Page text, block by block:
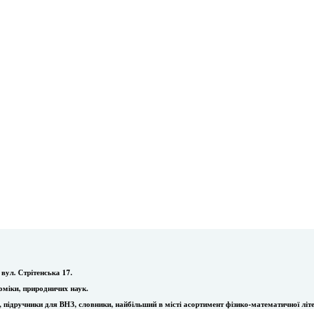
Стрітенська 17.
природничих наук.
підручники для ВНЗ, словники, найбільший в місті асортимент фізико-математичної